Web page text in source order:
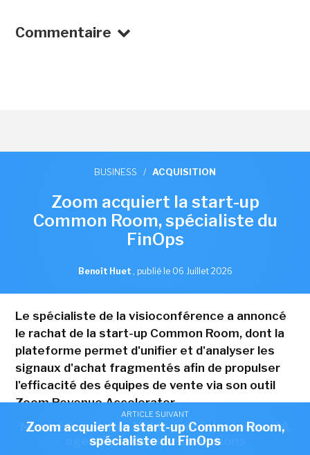
ARTICLE SUIVANT
Nexpublica s'offre Wikit pour injecter de l'IA
agentique dans ses solutions
Commentaire
ARTICLE SUIVANT
Zoom acquiert la start-up Common Room,
spécialiste du FinOps
BUSINESS / ACQUISITION
Zoom acquiert la start-up
Common Room, spécialiste du
FinOps
Benoît Huet , publié le 06 Juillet 2026
Le spécialiste de la visioconférence a annoncé
le rachat de la start-up Common Room, dont la
plateforme permet d'unifier et d'analyser les
signaux d'achat fragmentés afin de propulser
l'efficacité des équipes de vente via son outil
Zoom Revenue Accelerator.